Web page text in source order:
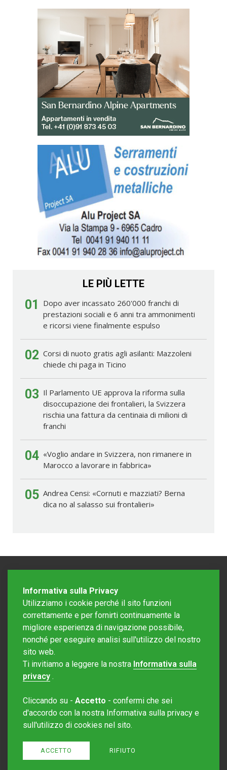
LE PIÙ LETTE
01
Dopo aver incassato 260'000 franchi di
prestazioni sociali e 6 anni tra ammonimenti
e ricorsi viene finalmente espulso
02 Corsi di nuoto gratis agli asilanti: Mazzoleni
chiede chi paga in Ticino
03 Il Parlamento UE approva la riforma sulla
disoccupazione dei frontalieri, la Svizzera
rischia una fattura da centinaia di milioni di
franchi
04 «Voglio andare in Svizzera, non rimanere in
Marocco a lavorare in fabbrica»
05 Andrea Censi: «Cornuti e mazziati? Berna
dica no al salasso sui frontalieri»
Editore Rotostampa SA
Sito creato daRedesign
Informativa sulla Privacy
Utilizziamo i cookie perché il sito funzioni
correttamente e per fornirti continuamente la
migliore esperienza di navigazione possibile,
nonché per eseguire analisi sull'utilizzo del nostro
sito web.
Ti invitiamo a leggere la nostra Informativa sulla
privacy .
Cliccando su - Accetto - confermi che sei
d'accordo con la nostra Informativa sulla privacy e
sull'utilizzo di cookies nel sito.
ACCETTO RIFIUTO